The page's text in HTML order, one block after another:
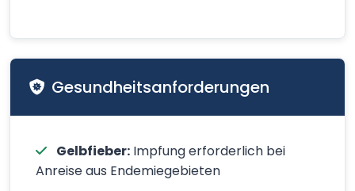
Gesundheitsanforderungen
Gelbfieber: Impfung erforderlich bei
Anreise aus Endemiegebieten